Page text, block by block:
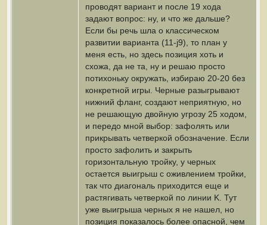
проводят вариант и после 19 хода
задают вопрос: ну, и что же дальше?
Если бы речь шла о классическом
развитии варианта (11-j9), то план у
меня есть, но здесь позиция хоть и
схожа, да не та, ну и решаю просто
потихоньку окружать, избираю 20-20 без
конкретной игры. Черные разыгрывают
нижний фланг, создают неприятную, но
не решающую двойную угрозу 25 ходом,
и передо мной выбор: зафолять или
прикрывать четверкой обозначение. Если
просто зафолить и закрыть
горизонтальную тройку, у черных
остается выигрыш с оживлением тройки,
так что диагональ приходится еще и
растягивать четверкой по линии K. Тут
уже выигрыша черных я не нашел, но
позиция показалось более опасной, чем